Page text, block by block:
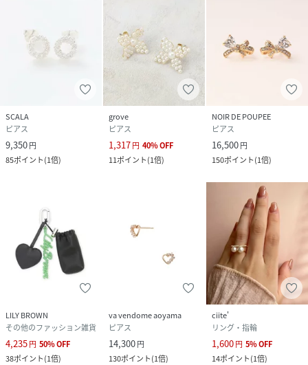
SCALA
ピアス
9,350円
85ポイント(1倍)
grove
ピアス
1,317円 40%OFF
11ポイント(1倍)
NOIR DE POUPEE
ピアス
16,500円
150ポイント(1倍)
LILY BROWN
その他のファッション雑貨
4,235円 50%OFF
38ポイント(1倍)
va vendome aoyama
ピアス
14,300円
130ポイント(1倍)
ciite'
リング・指輪
1,600円 5%OFF
14ポイント(1倍)